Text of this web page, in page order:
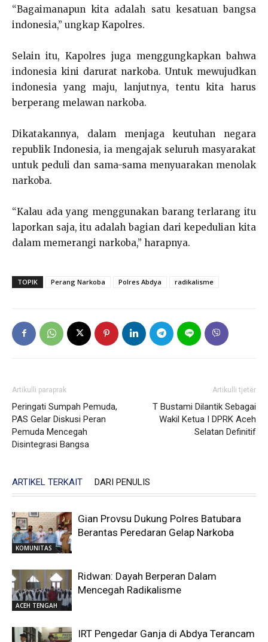
“Bagaimanapun kita adalah satu kesatuan bangsa
indonesia,” ungkap Kapolres.
Selain itu, Kapolres juga menggungkapkan bahwa
indonesia kini darurat narkoba. Untuk mewujudkan
indonesia yang maju, lanjutnya, tentu kita harus
berperang melawan narkoba.
Dikatakannya, dalam menjaga keutuhan negara
republik Indonesia, ia mengajak seluruh masyarakat
untuk peduli dan sama-sama menyuarakan menolak
narkoba.
“Kalau ada yang menggunakan barang terlarang itu
laporkan saja, itu adalah bagian dari kepedulian kita
dalam memerangi narkoba,” harapnya.
TOPIK Perang Narkoba Polres Abdya radikalisme
Artikulli paraprak
Peringati Sumpah Pemuda,
PAS Gelar Diskusi Peran
Pemuda Mencegah
Disintegrasi Bangsa
Artikulli tjetër
T Bustami Dilantik Sebagai
Wakil Ketua I DPRK Aceh
Selatan Definitif
ARTIKEL TERKAIT DARI PENULIS
KOMUNITAS
Gian Provsu Dukung Polres Batubara
Berantas Peredaran Gelap Narkoba
ACEH TENGAH
Ridwan: Dayah Berperan Dalam
Mencegah Radikalisme
IRT Pengedar Ganja di Abdya Terancam